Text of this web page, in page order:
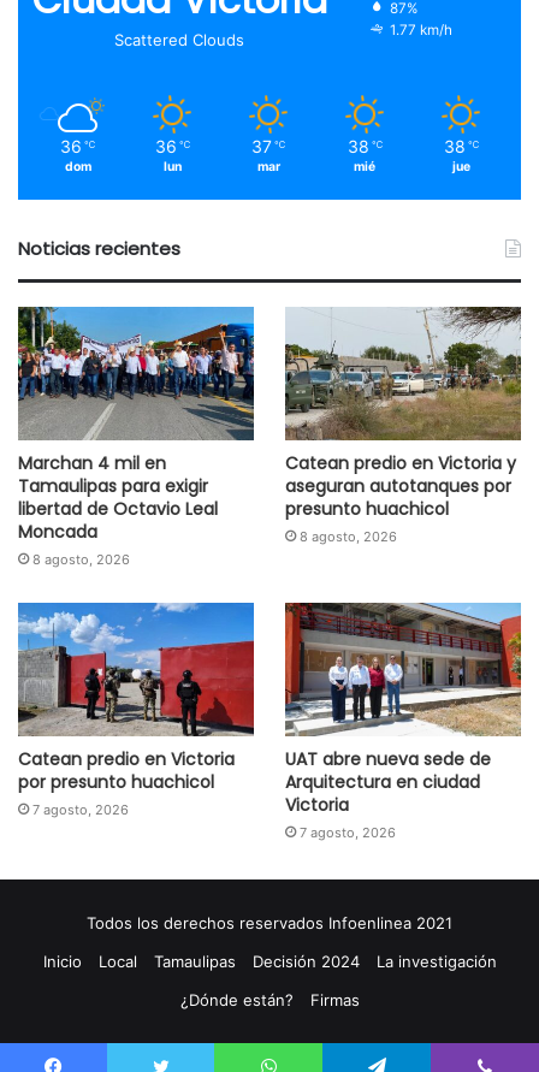
Scattered Clouds
87%
1.77 km/h
36 ℃
dom
36 ℃
lun
37 ℃
mar
38 ℃
mié
38 ℃
jue
Noticias recientes
Marchan 4 mil en
Tamaulipas para exigir
libertad de Octavio Leal
Moncada
8 agosto, 2026
Catean predio en Victoria y
aseguran autotanques por
presunto huachicol
8 agosto, 2026
Catean predio en Victoria
por presunto huachicol
7 agosto, 2026
UAT abre nueva sede de
Arquitectura en ciudad
Victoria
7 agosto, 2026
Todos los derechos reservados Infoenlinea 2021
Inicio
Local Tamaulipas Decisión 2024
La investigación
¿Dónde están?
Firmas